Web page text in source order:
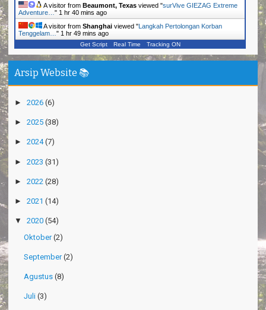
A visitor from Beaumont, Texas viewed "surVive GIEZAG Extreme
Adventure… " 1 hr 40 mins ago
A visitor from Shanghai viewed "Langkah Pertolongan Korban
Tenggelam… " 1 hr 49 mins ago
Get Script Real Time Tracking ON
Arsip Website 📚
► 2026 (6)
► 2025 (38)
► 2024(7)
► 2023 (31)
► 2022 (28)
► 2021 (14)
▼ 2020 (54)
Oktober(2)
September(2)
Agustus (8)
Juli (3)